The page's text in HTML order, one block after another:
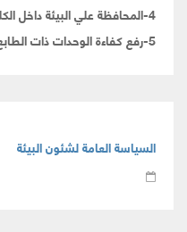
4-المحافظة علي البيئة داخل الكلية
5-رفع كفاءة الوحدات ذات الطابع الخاص للوفاء بمتطلبات المجتمع
السياسة العامة لشئون البيئة